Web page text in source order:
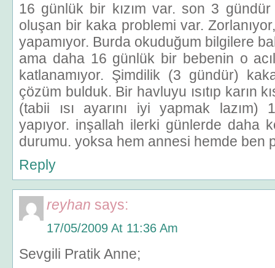
16 günlük bir kızım var. son 3 gündür
oluşan bir kaka problemi var.
yapamıyor. Burda okuduğum bilgilere
ama daha 16 günlük bir bebenin o
katlanamıyor. Şimdilik (3 gündür)
çözüm bulduk. Bir havluyu ısıtıp karın
(tabii ısı ayarını iyi yapmak lazım)
yapıyor. inşallah ilerki günlerde daha
durumu. yoksa hem annesi hemde ben
Reply
reyhan says:
17/05/2009 At 11:36 Am
Sevgili Pratik Anne;